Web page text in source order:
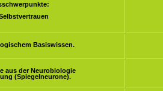
Basiswissen.
aus der Neurobiologie
(Spiegelneurone).